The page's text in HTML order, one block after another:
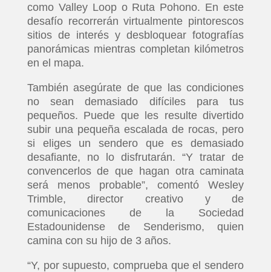
como Valley Loop o Ruta Pohono. En este
desafío recorrerán virtualmente pintorescos
sitios de interés y desbloquear fotografías
panorámicas mientras completan kilómetros
en el mapa.
También asegúrate de que las condiciones
no sean demasiado difíciles para tus
pequeños. Puede que les resulte divertido
subir una pequeña escalada de rocas, pero
si eliges un sendero que es demasiado
desafiante, no lo disfrutarán. “Y tratar de
convencerlos de que hagan otra caminata
será menos probable”, comentó Wesley
Trimble, director creativo y de
comunicaciones de la Sociedad
Estadounidense de Senderismo, quien
camina con su hijo de 3 años.
“Y, por supuesto, comprueba que el sendero